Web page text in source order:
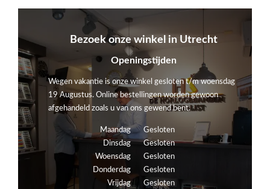
Bezoek onze winkel in Utrecht
Openingstijden
Wegen vakantie is onze winkel gesloten t/m woensdag
19 Augustus. Online bestellingen worden gewoon
afgehandeld zoals u van ons gewend bent.
Maandag
Gesloten
Dinsdag
Gesloten
Woensdag
Gesloten
Donderdag
Gesloten
Vrijdag
Gesloten